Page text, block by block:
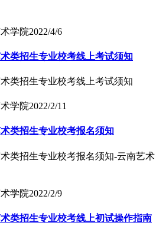
学院2022/4/6
类招生专业校考线上考试须知
类招生专业校考线上考试须知
学院2022/2/11
类招生专业校考报名须知
类招生专业校考报名须知-云南艺术
学院2022/2/9
类招生专业校考线上初试操作指南